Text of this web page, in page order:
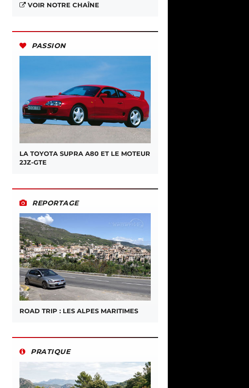
VOIR NOTRE CHAÎNE
PASSION
LA TOYOTA SUPRA A80 ET LE MOTEUR
2JZ-GTE
REPORTAGE
ROAD TRIP : LES ALPES MARITIMES
PRATIQUE